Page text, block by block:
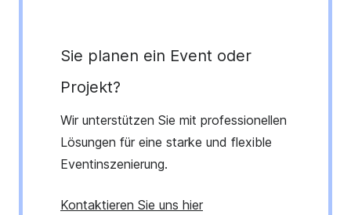
Sie planen ein Event oder
Projekt?
Wir unterstützen Sie mit professionellen
Lösungen für eine starke und flexible
Eventinszenierung.
Kontaktieren Sie uns hier